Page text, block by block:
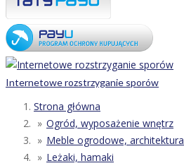
Internetowe rozstrzyganie sporów
Strona główna
Ogród, wyposażenie wnętrz
Meble ogrodowe, architektura
Leżaki, hamaki